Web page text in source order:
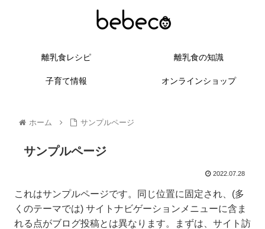
離乳食レシピ 離乳食の知識
子育て情報 オンラインショップ
ホーム サンプルページ
サンプルページ
2022.07.28
これはサンプルページです。同じ位置に固定され、(多
くのテーマでは) サイトナビゲーションメニューに含ま
れる点がブログ投稿とは異なります。まずは、サイト訪